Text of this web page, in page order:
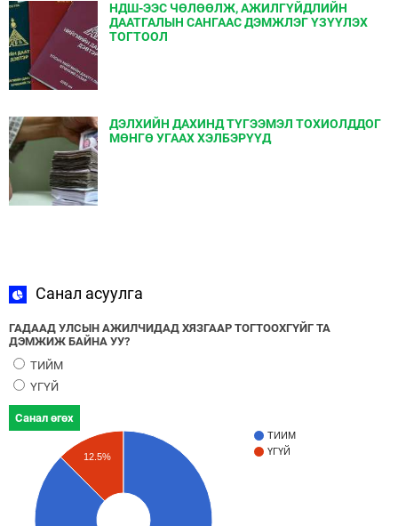
НДШ-ЭЭС ЧӨЛӨӨЛЖ, АЖИЛГҮЙДЛИЙН
ДААТГАЛЫН САНГААС ДЭМЖЛЭГ ҮЗҮҮЛЭХ
ТОГТООЛ
ДЭЛХИЙН ДАХИНД ТҮГЭЭМЭЛ ТОХИОЛДДОГ
МӨНГӨ УГААХ ХЭЛБЭРҮҮД
Санал асуулга
ГАДААД УЛСЫН АЖИЛЧИДАД ХЯЗГААР ТОГТООХГҮЙГ ТА
ДЭМЖИЖ БАЙНА УУ?
ТИЙМ
ҮГҮЙ
Санал өгөх
ТИЙМ
ҮГҮЙ
12.5%